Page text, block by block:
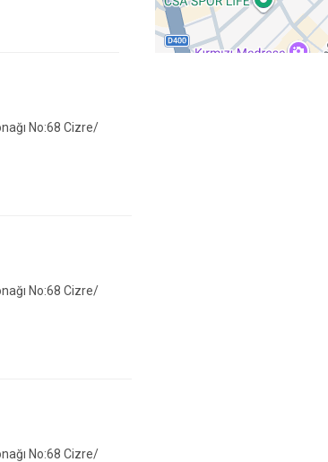
No:68 Cizre/
No:68 Cizre/
No:68 Cizre/